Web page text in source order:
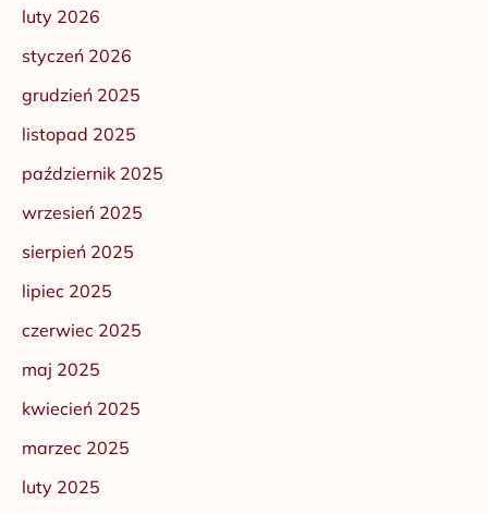
luty 2026
styczeń 2026
grudzień 2025
listopad 2025
październik 2025
wrzesień 2025
sierpień 2025
lipiec 2025
czerwiec 2025
maj 2025
kwiecień 2025
marzec 2025
luty 2025